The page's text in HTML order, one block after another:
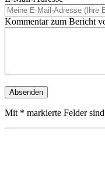
Kommentar zum Bericht
Mit * markierte Felder